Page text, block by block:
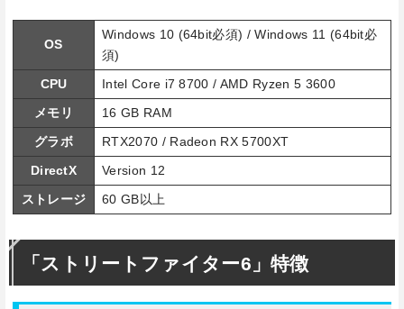
OS
Windows 10 (64bit必須) / Windows 11 (64bit必
須)
CPU
Intel Core i7 8700 / AMD Ryzen 5 3600
メモリ
16 GB RAM
グラボ
RTX2070 / Radeon RX 5700XT
DirectX
Version 12
ストレージ
60 GB以上
「ストリートファイター6」特徴